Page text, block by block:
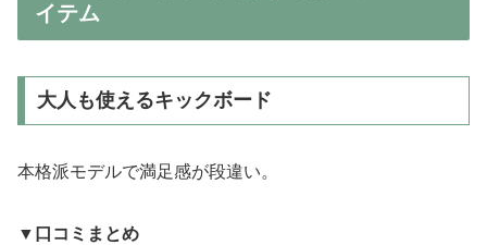
イテム
大人も使えるキックボード
本格派モデルで満足感が段違い。
▼ 口コミまとめ